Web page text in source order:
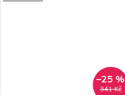
341 Kč
–25 %